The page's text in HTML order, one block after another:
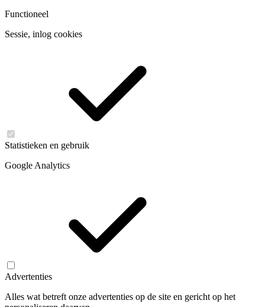
Functioneel
Sessie, inlog cookies
Statistieken en gebruik
Google Analytics
Advertenties
Alles wat betreft onze advertenties op de site en gericht op het